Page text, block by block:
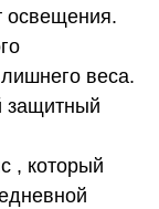
освещения.
веса.
защитный
, который